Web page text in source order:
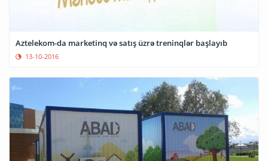
Aztelekom-da marketinq və satış üzrə treninqlər başlayıb
13-10-2016